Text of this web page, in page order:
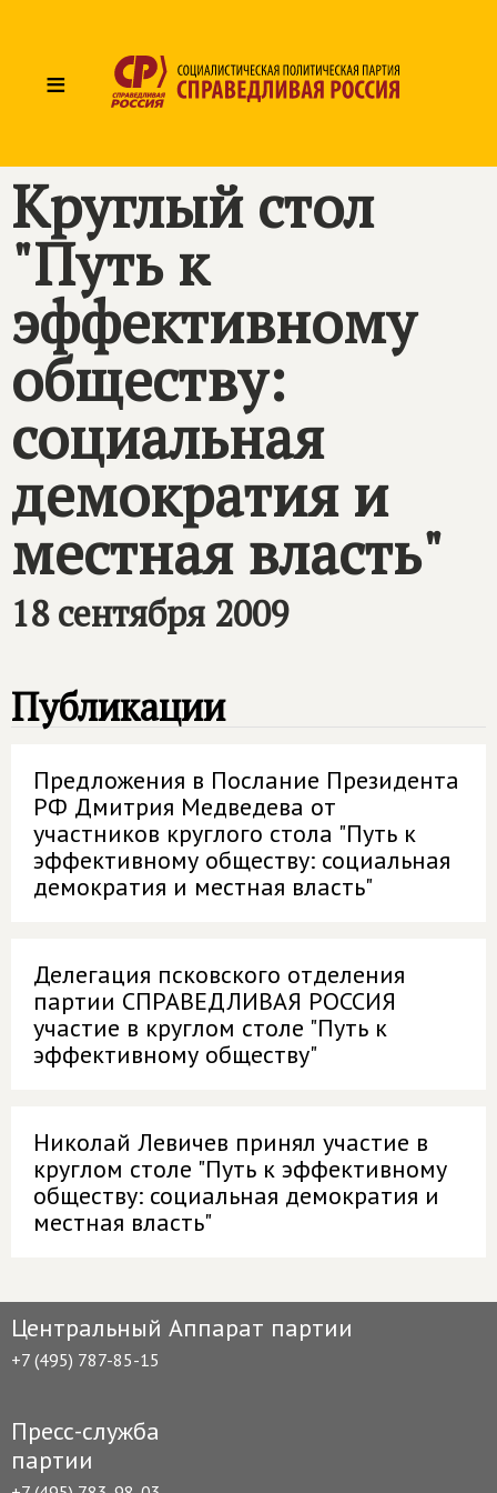
≡
Круглый стол
"Путь к
эффективному
обществу:
социальная
демократия и
местная власть"
18 сентября 2009
Публикации
Предложения в Послание Президента
РФ Дмитрия Медведева от
участников круглого стола "Путь к
эффективному обществу: социальная
демократия и местная власть"
Делегация псковского отделения
партии СПРАВЕДЛИВАЯ РОССИЯ
участие в круглом столе "Путь к
эффективному обществу"
Николай Левичев принял участие в
круглом столе "Путь к эффективному
обществу: социальная демократия и
местная власть"
Центральный Аппарат партии
+7 (495) 787-85-15
Пресс-служба
партии